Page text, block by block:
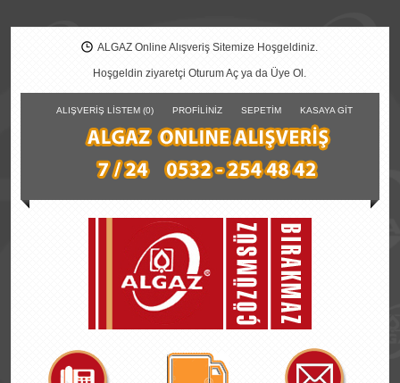
ALGAZ Online Alışveriş Sitemize Hoşgeldiniz.
Hoşgeldin ziyaretçiOturum Aç ya da Üye Ol .
ALIŞVERIŞ LISTEM (0) PROFILINIZ SEPETIM KASAYA GIT